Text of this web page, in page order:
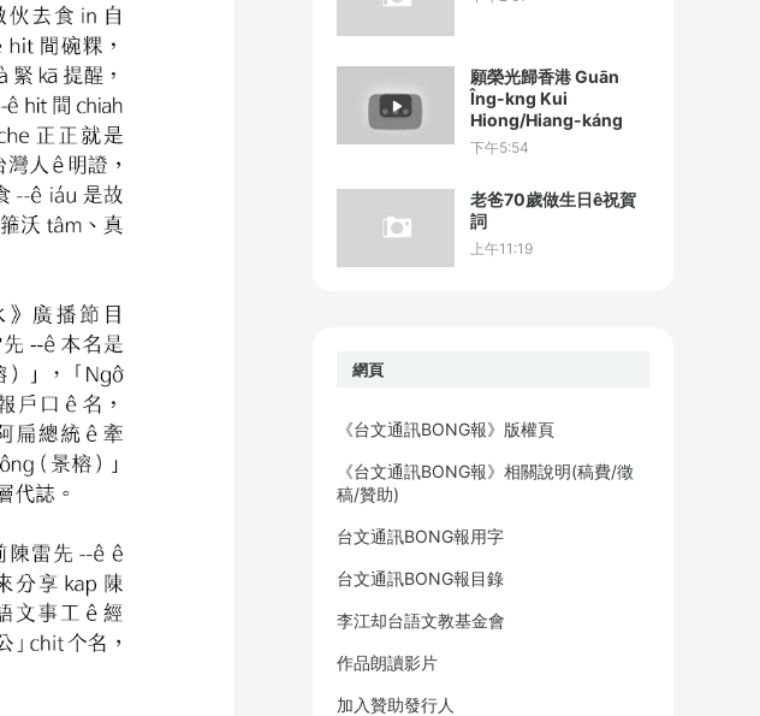
願榮光歸香港 Guān
Îng-kng Kui
Hiong/Hiang-káng
下午5:54
老爸70歲做生日ê祝賀
詞
上午11:19
網頁
《台文通訊BONG報》版權頁
《台文通訊BONG報》相關說明(稿費/徵
稿/贊助)
台文通訊BONG報用字
台文通訊BONG報目錄
李江却台語文教基金會
作品朗讀影片
加入贊助發行人